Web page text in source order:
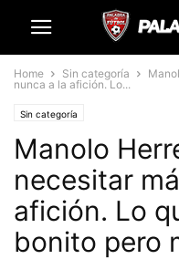
Home Sin categoría
nunca a la afición. Lo...
Sin categoría
Manolo
necesitar
afición. Lo
bonito pero